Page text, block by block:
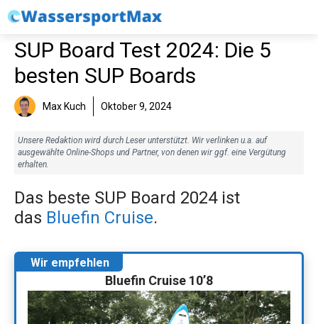
Zum
springen
SUP Board Test 2024: Die 5
besten SUP Boards
Max Kuch Oktober 9, 2024
Unsere Redaktion wird durch Leser unterstützt. Wir verlinken u.a. auf
ausgewählte Online-Shops und Partner, von denen wir ggf. eine Vergütung
erhalten.
Das beste SUP Board 2024 ist
das Bluefin Cruise.
Bluefin Cruise 10’8